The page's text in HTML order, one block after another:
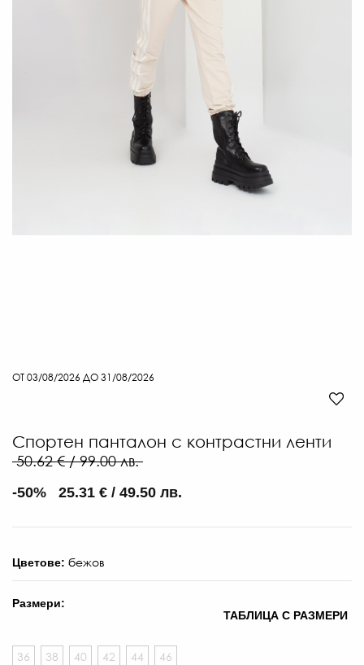
ОТ 03/08/2026 ДО 31/08/2026
Спортен панталон с контрастни ленти
50.62 € / 99.00 лв.
-50% 25.31 € / 49.50 лв.
Цветове: бежов
Размери:
ТАБЛИЦА С РАЗМЕРИ
36 38 40 42 44 46